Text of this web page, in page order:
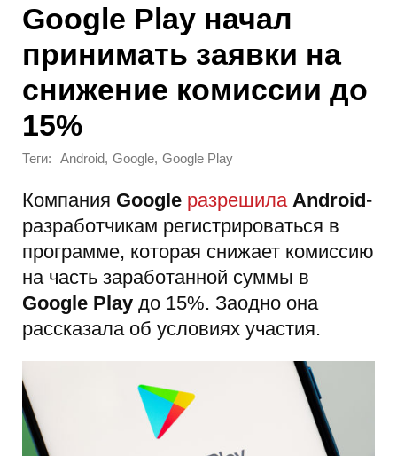
Google Play начал
принимать заявки на
снижение комиссии до
15%
Теги: Android, Google, Google Play
Компания Google разрешила Android-
разработчикам регистрироваться в
программе, которая снижает комиссию
на часть заработанной суммы в
Google Play до 15%. Заодно она
рассказала об условиях участия.